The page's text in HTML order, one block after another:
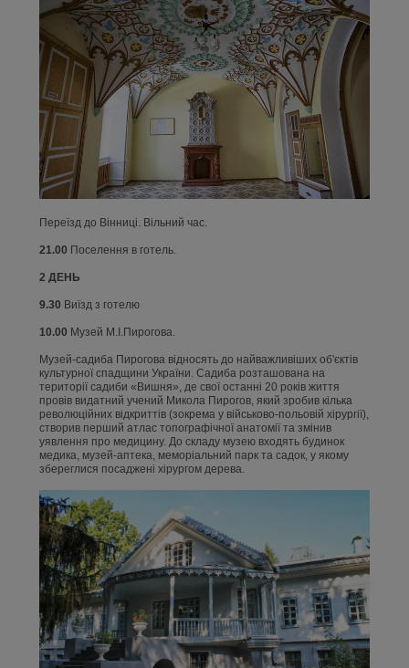
Переїзд до Вінниці. Вільний час.
21.00 Поселення в готель.
2 ДЕНЬ
9.30 Виїзд з готелю
10.00 Музей М.І.Пирогова.
Музей-садиба Пирогова відносять до найважливіших об'єктів
культурної спадщини України. Садиба розташована на
території садиби «Вишня», де свої останні 20 років життя
провів видатний учений Микола Пирогов, який зробив кілька
революційних відкриттів (зокрема у військово-польовій хірургії),
створив перший атлас топографічної анатомії та змінив
уявлення про медицину. До складу музею входять будинок
медика, музей-аптека, меморіальний парк та садок, у якому
збереглися посаджені хірургом дерева.